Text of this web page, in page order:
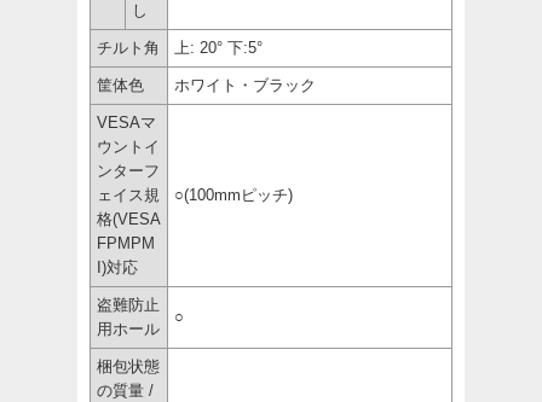
し
チルト角 上: 20° 下:5°
筐体色 ホワイト・ブラック
VESAマ
ウントイ
ンターフ
ェイス規
格(VESA
FPMPM
I)対応
○(100mmピッチ)
盗難防止
用ホール
○
梱包状態
の質量 /